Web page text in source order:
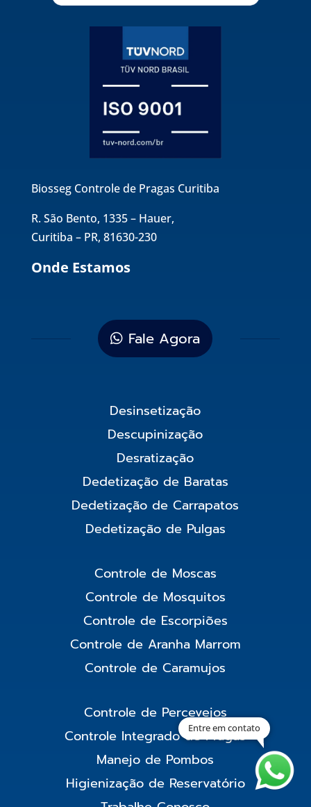
Biosseg Controle de Pragas Curitiba
R. São Bento, 1335 – Hauer,
Curitiba – PR, 81630-230
Onde Estamos
Fale Agora
Desinsetização
Descupinização
Desratização
Dedetização de Baratas
Dedetização de Carrapatos
Dedetização de Pulgas
Controle de Moscas
Controle de Mosquitos
Controle de Escorpiões
Controle de Aranha Marrom
Controle de Caramujos
Controle de Percevejos
Controle Integrado de Pragas
Manejo de Pombos
Higienização de Reservatório
Entre em contato